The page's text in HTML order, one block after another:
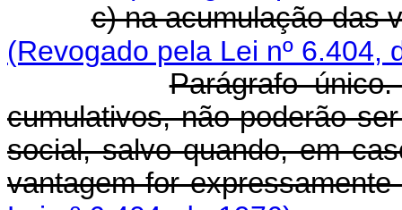
c) na acumulação das
(Revogado pela Lei nº 6.404,
Parágrafo
cumulativos, não poderão
social, salvo quando, em
vantagem for expressamente